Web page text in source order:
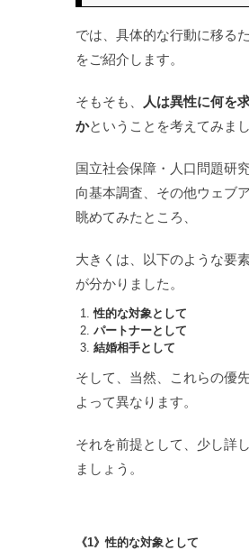
では、具体的な行動に移る
をご紹介します。
そもそも、
人は異性に何を
かということを考えてみまし
国立社会保障・人口問題研
向基本調査、その他ウェブ
眺めてみたところ、
大きくは、以下のような要
が分かりました。
性的な対象として
パートナーとして
結婚相手として
そして、当然、これらの優
よって異なります。
それを前提として、少し詳
ましょう。
《1》性的な対象として